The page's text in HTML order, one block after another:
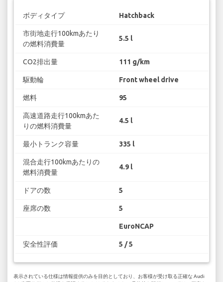
ボディタイプ Hatchback
市街地走行100kmあたり
の燃料消費量
5.5 l
CO2排出量 111 g/km
駆動輪 Front wheel drive
燃料 95
高速道路走行100kmあた
りの燃料消費量
4.5 l
最小トランク容量 335 l
混合走行100kmあたりの
燃料消費量
4.9 l
ドアの数 5
座席の数 5
EuroNCAP
安全性評価 5 / 5
表示されている仕様は情報提供のみを目的としており、お客様が受け取る正確な Audi